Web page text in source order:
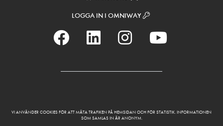
LOGGA IN I OMNIWAY
VI ANVÄNDER COOKIES FÖR ATT MÄTA TRAFIKEN PÅ HEMSIDAN OCH FÖR STATISTIK. INFORMATIONEN
SOM SAMLAS IN ÄR ANONYM.